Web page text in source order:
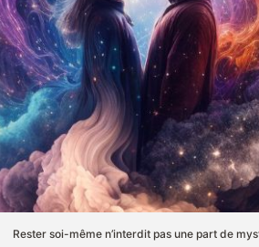
Rester soi-même n’interdit pas une part de